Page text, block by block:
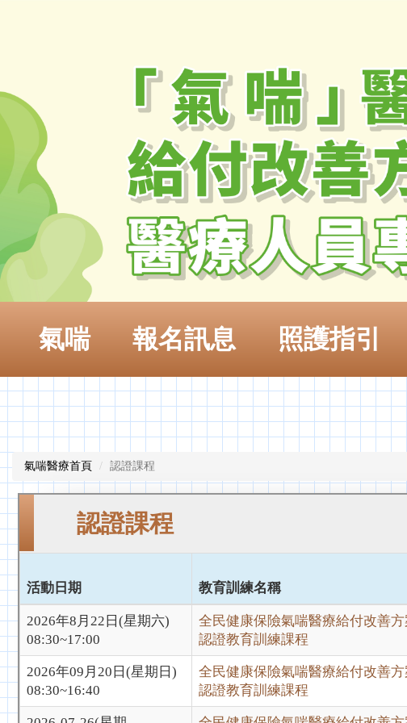
氣喘 報名訊息 照護指引
氣喘醫療首頁 認證課程
認證課程
活動日期 教育訓練名稱
2026年8月22日(星期六)
08:30~17:00
全民健康保險氣喘醫療給付改善
認證教育訓練課程
2026年09月20日(星期日)
08:30~16:40
全民健康保險氣喘醫療給付改善
認證教育訓練課程